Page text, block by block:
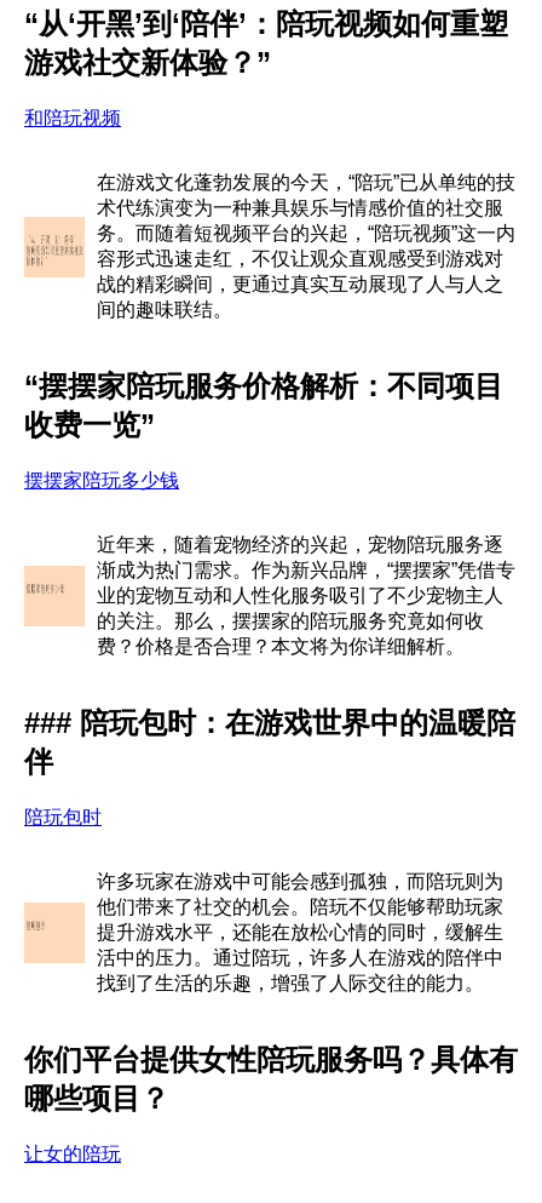
“从‘开黑’到‘陪伴’：陪玩视频如何重塑
游戏社交新体验？”
和陪玩视频
在游戏文化蓬勃发展的今天，“陪玩”已从单纯的技
术代练演变为一种兼具娱乐与情感价值的社交服
务。而随着短视频平台的兴起，“陪玩视频”这一内
容形式迅速走红，不仅让观众直观感受到游戏对
战的精彩瞬间，更通过真实互动展现了人与人之
间的趣味联结。
“摆摆家陪玩服务价格解析：不同项目
收费一览”
摆摆家陪玩多少钱
近年来，随着宠物经济的兴起，宠物陪玩服务逐
渐成为热门需求。作为新兴品牌，“摆摆家”凭借专
业的宠物互动和人性化服务吸引了不少宠物主人
的关注。那么，摆摆家的陪玩服务究竟如何收
费？价格是否合理？本文将为你详细解析。
### 陪玩包时：在游戏世界中的温暖陪
伴
陪玩包时
许多玩家在游戏中可能会感到孤独，而陪玩则为
他们带来了社交的机会。陪玩不仅能够帮助玩家
提升游戏水平，还能在放松心情的同时，缓解生
活中的压力。通过陪玩，许多人在游戏的陪伴中
找到了生活的乐趣，增强了人际交往的能力。
你们平台提供女性陪玩服务吗？具体有
哪些项目？
让女的陪玩